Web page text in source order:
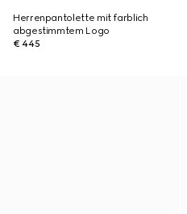
Herrenpantolette mit farblich
abgestimmtem Logo
€ 445